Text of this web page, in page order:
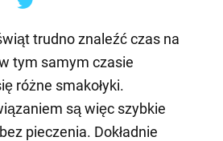
trudno znaleźć czas na
tym samym czasie
różne smakołyki.
są więc szybkie
pieczenia. Dokładnie